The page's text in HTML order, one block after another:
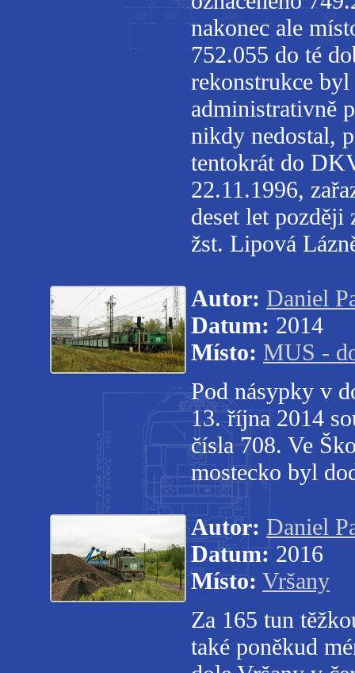
nakonec ale
752.055 do té
rekonstrukce
administrativně
nikdy nedostal,
tentokrát do
22.11.1996,
deset let
žst. Lipová
Autor: Daniel
Datum: 2014
Místo: MUS -
Pod násypky v
13. října 2014
čísla 708. Ve
mostecko byl
Autor: Daniel
Datum: 2016
Místo: Vršany
Za 165 tun
také poněkud